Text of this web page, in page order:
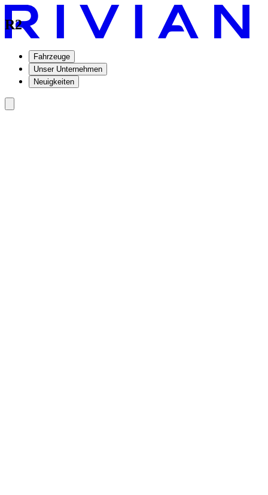
Fahrzeuge
Unser Unternehmen
Neuigkeiten
R2